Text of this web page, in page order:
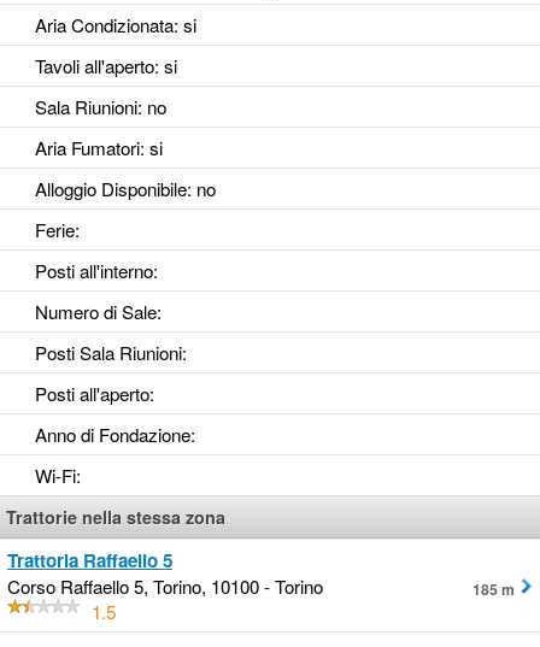
Aria Condizionata: si
Tavoli all'aperto: si
Sala Riunioni: no
Aria Fumatori: si
Alloggio Disponibile: no
Ferie:
Posti all'interno:
Numero di Sale:
Posti Sala Riunioni:
Posti all'aperto:
Anno di Fondazione:
Wi-Fi:
Trattorie nella stessa zona
Trattoria Raffaello 5
Corso Raffaello 5, Torino, 10100 - Torino
1.5
185 m